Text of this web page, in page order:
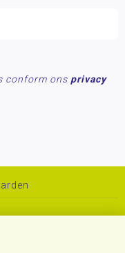
conform ons privacy